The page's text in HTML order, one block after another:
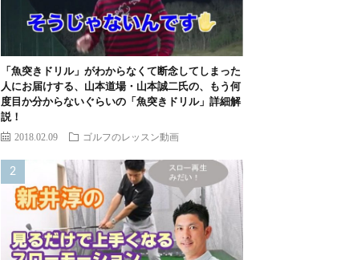
「魚突きドリル」がわからなくて断念してしまった
人にお届けする、山本道場・山本誠二氏の、もう何
度目か分からないぐらいの「魚突きドリル」詳細解
説！
2018.02.09 ゴルフのレッスン動画